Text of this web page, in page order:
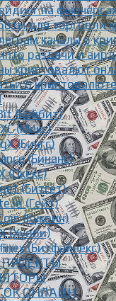
на
для торговли
каналы о
раздачи и
криптовалют
о
(Байбит)
(Мекс)
(Бингс)
(Бинанс)
(Окекс)
(Битгет)
(Гейт)
(Кукоин)
(Хуоби)
(Битфайнекс)
ОНЛАЙН